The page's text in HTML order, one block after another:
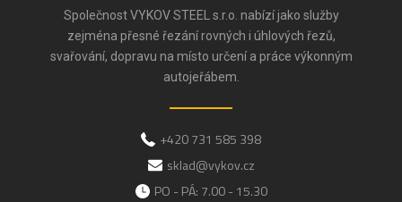
Společnost VYKOV STEEL s.r.o. nabízí jako služby
zejména přesné řezání rovných i úhlových řezů,
svařování, dopravu na místo určení a práce výkonným
autojeřábem.
+420 731 585 398
sklad@vykov.cz
PO - PÁ: 7.00 - 15.30